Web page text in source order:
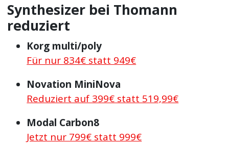
Synthesizer bei Thomann
reduziert
Korg multi/poly
Für nur 834€ statt 949€
Novation MiniNova
Reduziert auf 399€ statt 519,99€
Modal Carbon8
Jetzt nur 799€ statt 999€